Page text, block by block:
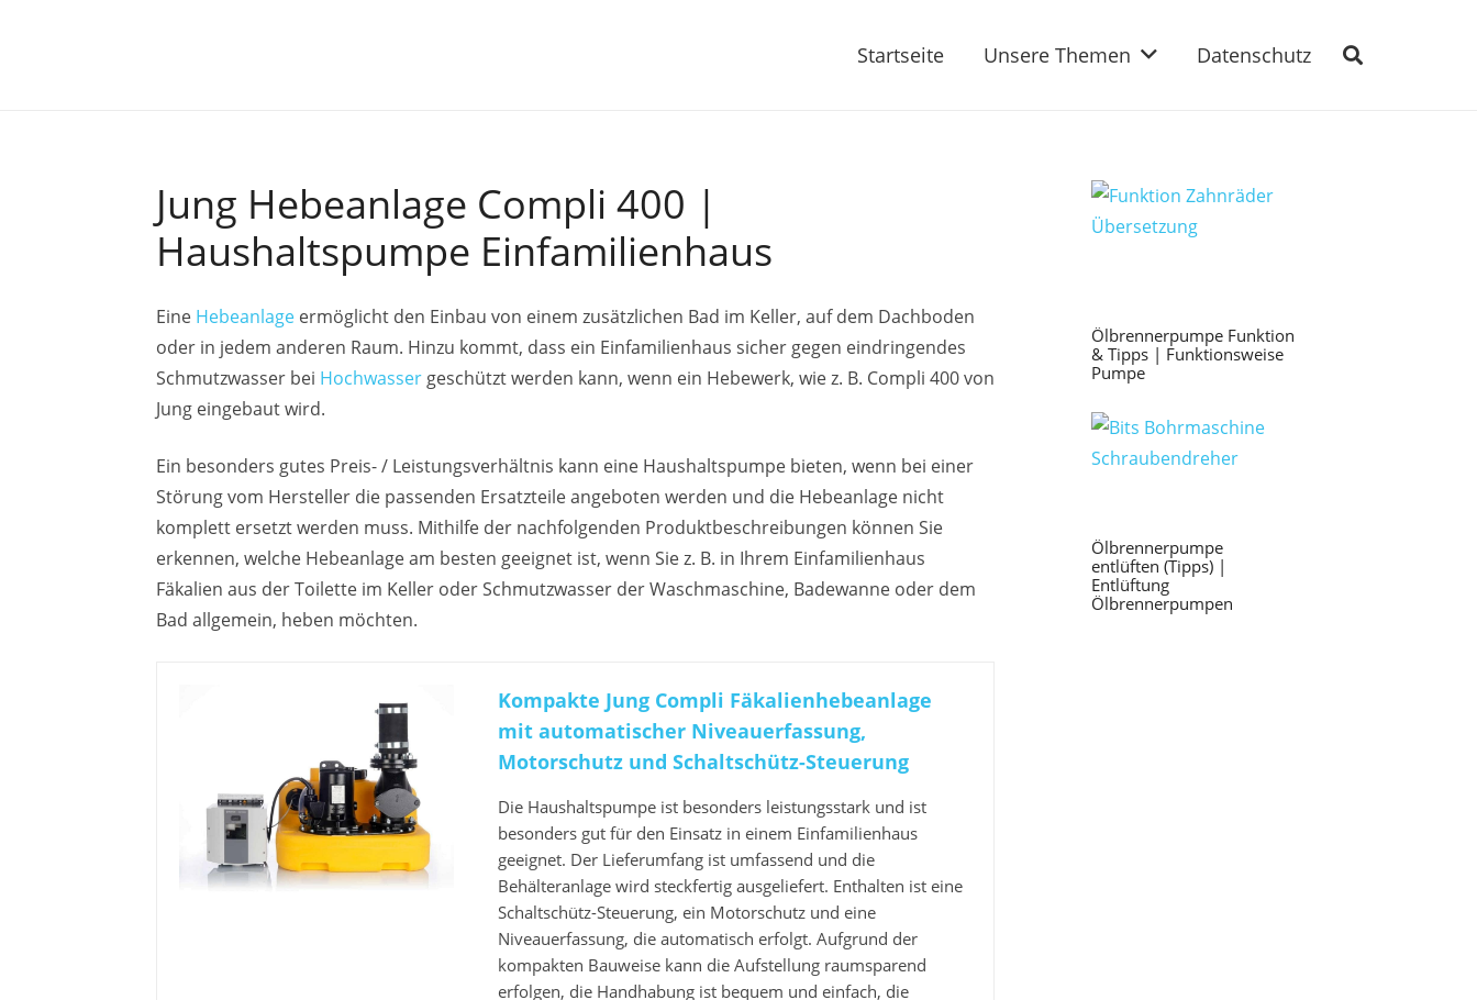
Startseite Unsere Themen Datenschutz
Jung Hebeanlage Compli 400 |
Haushaltspumpe Einfamilienhaus
Eine Hebeanlage ermöglicht den Einbau von einem zusätzlichen Bad im Keller, auf dem Dachboden
oder in jedem anderen Raum. Hinzu kommt, dass ein Einfamilienhaus sicher gegen eindringendes
Schmutzwasser bei Hochwasser geschützt werden kann, wenn ein Hebewerk, wie z. B. Compli 400 von
Jung eingebaut wird.
Ein besonders gutes Preis- / Leistungsverhältnis kann eine Haushaltspumpe bieten, wenn bei einer
Störung vom Hersteller die passenden Ersatzteile angeboten werden und die Hebeanlage nicht
komplett ersetzt werden muss. Mithilfe der nachfolgenden Produktbeschreibungen können Sie
erkennen, welche Hebeanlage am besten geeignet ist, wenn Sie z. B. in Ihrem Einfamilienhaus
Fäkalien aus der Toilette im Keller oder Schmutzwasser der Waschmaschine, Badewanne oder dem
Bad allgemein, heben möchten.
Kompakte Jung Compli Fäkalienhebeanlage
mit automatischer Niveauerfassung,
Motorschutz und Schaltschütz-Steuerung
Die Haushaltspumpe ist besonders leistungsstark und ist
besonders gut für den Einsatz in einem Einfamilienhaus
geeignet. Der Lieferumfang ist umfassend und die
Behälteranlage wird steckfertig ausgeliefert. Enthalten ist eine
Schaltschütz-Steuerung, ein Motorschutz und eine
Niveauerfassung, die automatisch erfolgt. Aufgrund der
kompakten Bauweise kann die Aufstellung raumsparend
erfolgen, die Handhabung ist bequem und einfach, die
Ölbrennerpumpe Funktion
& Tipps | Funktionsweise
Pumpe
Ölbrennerpumpe
entlüften (Tipps) |
Entlüftung
Ölbrennerpumpen